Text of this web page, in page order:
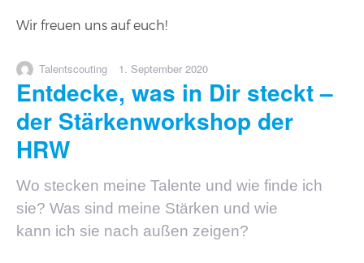
Wir freuen uns auf euch!
Autor
Talentscouting
Veröffentlicht
1. September 2020
Entdecke, was in Dir steckt –
der Stärkenworkshop der
HRW
Wo stecken meine Talente und wie finde ich
sie? Was sind meine Stärken und wie
kann ich sie nach außen zeigen?